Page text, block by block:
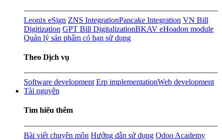
Leonix eSign ZNS IntegrationPancake Integration VN Bill
Digitization GPT Bill DigitalizationBKAV eHoadon module
Quản lý sản phẩm có hạn sử dụng
Theo Dịch vụ
Software development Erp implementationWeb development
Tài nguyên
Tìm hiểu thêm
Bài viết chuyên môn Hướng dẫn sử dụng Odoo Academy